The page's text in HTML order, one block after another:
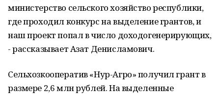
министерство сельского хозяйство республики,
где проходил конкурс на выделение грантов, и
наш проект попал в число доходогенерирующих,
- рассказывает Азат Денисламович.
Сельхозкооператив «Нур-Агро» получил грант в
размере 2,6 млн рублей. На выделенные